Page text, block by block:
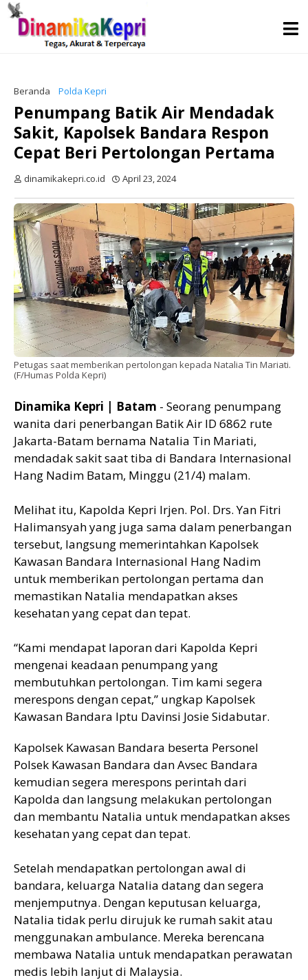
Beranda Polda Kepri
Penumpang Batik Air Mendadak
Sakit, Kapolsek Bandara Respon
Cepat Beri Pertolongan Pertama
dinamikakepri.co.id April 23, 2024
Petugas saat memberikan pertolongan kepada Natalia Tin Mariati.
(F/Humas Polda Kepri)
Dinamika Kepri | Batam - Seorang penumpang
wanita dari penerbangan Batik Air ID 6862 rute
Jakarta-Batam bernama Natalia Tin Mariati,
mendadak sakit saat tiba di Bandara Internasional
Hang Nadim Batam, Minggu (21/4) malam.
Melihat itu, Kapolda Kepri Irjen. Pol. Drs. Yan Fitri
Halimansyah yang juga sama dalam penerbangan
tersebut, langsung memerintahkan Kapolsek
Kawasan Bandara Internasional Hang Nadim
untuk memberikan pertolongan pertama dan
memastikan Natalia mendapatkan akses
kesehatan yang cepat dan tepat.
“Kami mendapat laporan dari Kapolda Kepri
mengenai keadaan penumpang yang
membutuhkan pertolongan. Tim kami segera
merespons dengan cepat,” ungkap Kapolsek
Kawasan Bandara Iptu Davinsi Josie Sidabutar.
Kapolsek Kawasan Bandara beserta Personel
Polsek Kawasan Bandara dan Avsec Bandara
kemudian segera merespons perintah dari
Kapolda dan langsung melakukan pertolongan
dan membantu Natalia untuk mendapatkan akses
kesehatan yang cepat dan tepat.
Setelah mendapatkan pertolongan awal di
bandara, keluarga Natalia datang dan segera
menjemputnya. Dengan keputusan keluarga,
Natalia tidak perlu dirujuk ke rumah sakit atau
menggunakan ambulance. Mereka berencana
membawa Natalia untuk mendapatkan perawatan
medis lebih lanjut di Malaysia.